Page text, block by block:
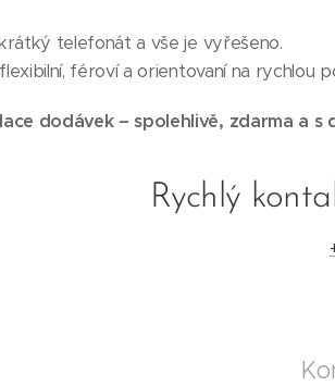
telefonát a vše je vyřešeno.
féroví a orientovaní na rychlou
dodávek – spolehlivě, zdarma a s
Rychlý